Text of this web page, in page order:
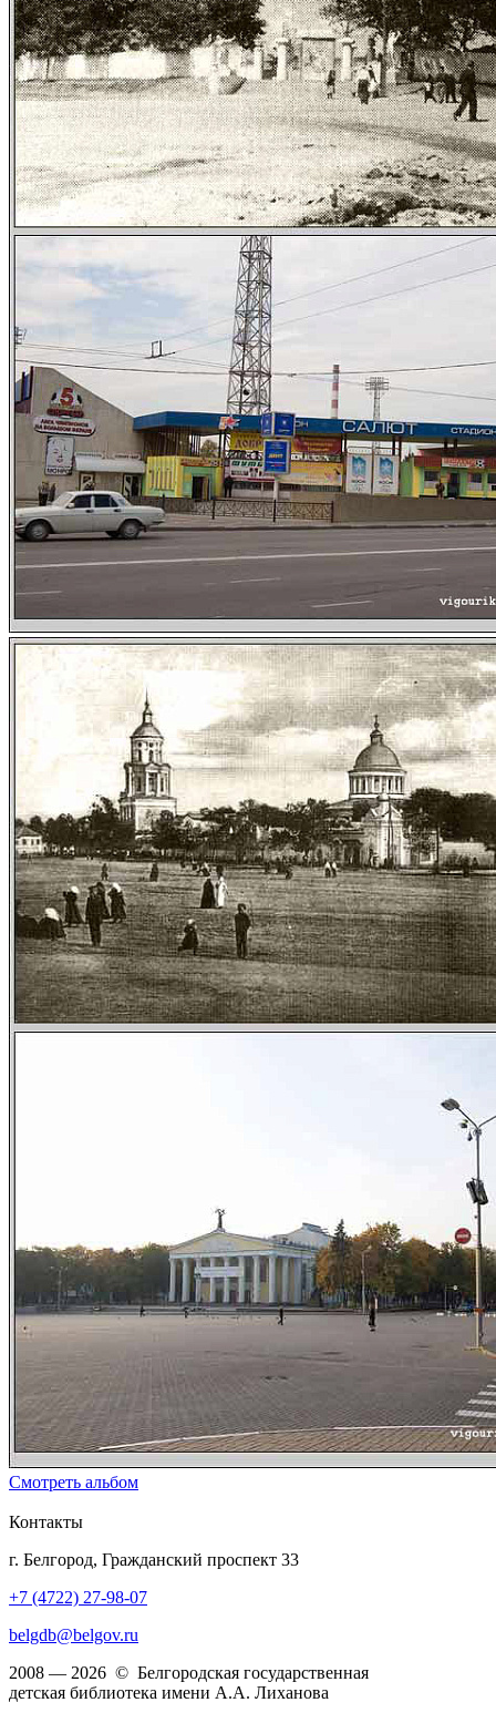
Смотреть альбом
Контакты
г. Белгород, Гражданский проспект 33
+7 (4722) 27-98-07
belgdb@belgov.ru
2008 — 2026 © Белгородская государственная
детская библиотека имени А.А. Лиханова